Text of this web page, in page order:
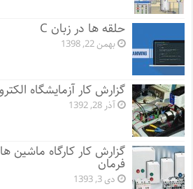
حلقه ها در زبان C
بهمن 22, 1398
گزارش کار آزمایشگاه
آذر 28, 1392
گزارش کار کارگاه ماشین
فرمان
دی 3, 1393